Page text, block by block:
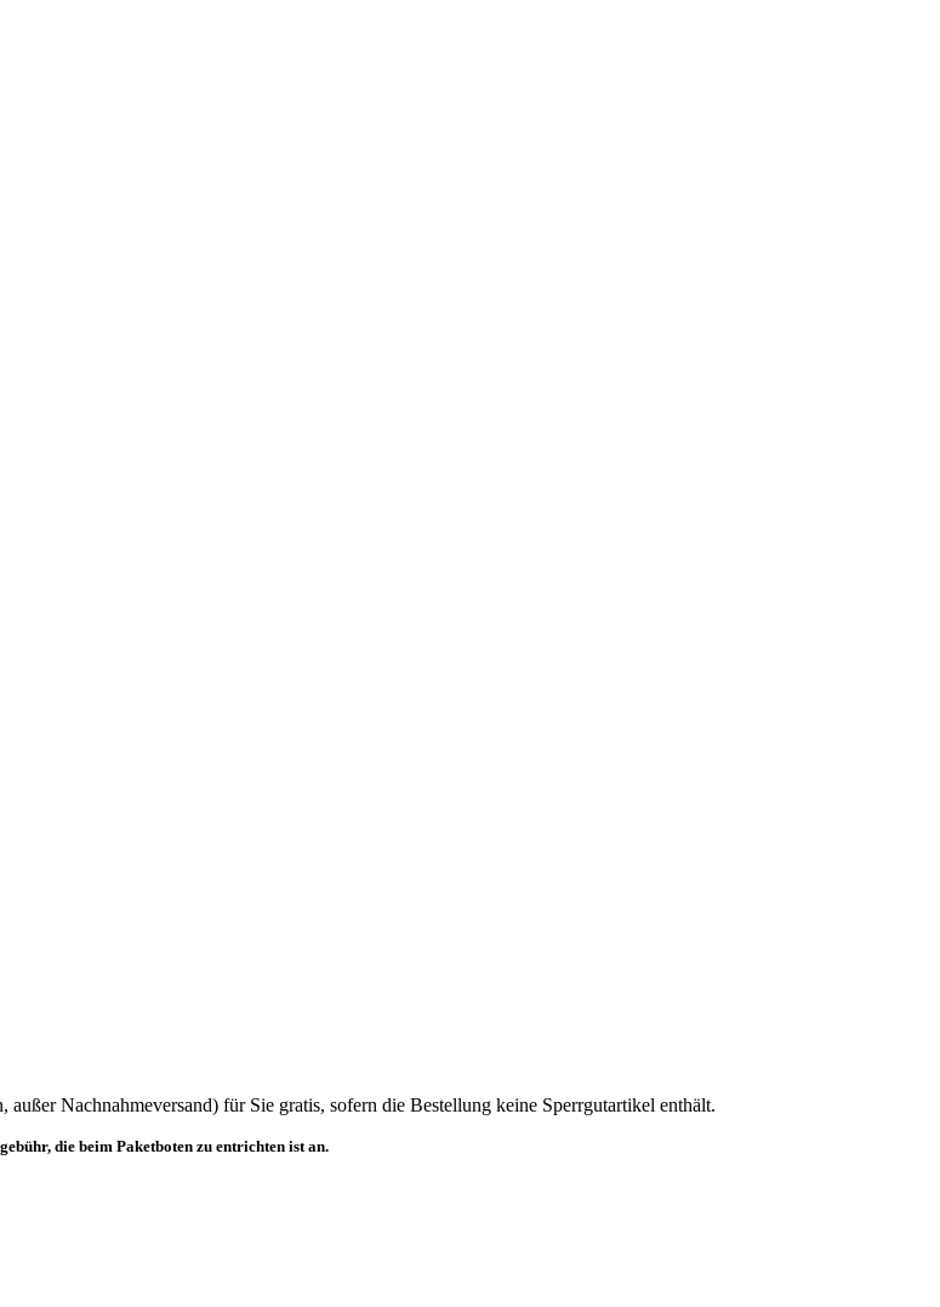
Nachnahmeversand) für Sie gratis, sofern die Bestellung keine Sperrgutartikel enthält.
die beim Paketboten zu entrichten ist an.